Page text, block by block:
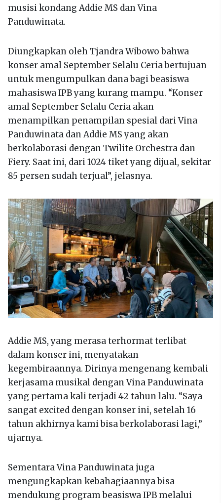
musisi kondang Addie MS dan Vina
Panduwinata.
Diungkapkan oleh Tjandra Wibowo bahwa
konser amal September Selalu Ceria bertujuan
untuk mengumpulkan dana bagi beasiswa
mahasiswa IPB yang kurang mampu. “Konser
amal September Selalu Ceria akan
menampilkan penampilan spesial dari Vina
Panduwinata dan Addie MS yang akan
berkolaborasi dengan Twilite Orchestra dan
Fiery. Saat ini, dari 1024 tiket yang dijual, sekitar
85 persen sudah terjual”, jelasnya.
Addie MS, yang merasa terhormat terlibat
dalam konser ini, menyatakan
kegembiraannya. Dirinya mengenang kembali
kerjasama musikal dengan Vina Panduwinata
yang pertama kali terjadi 42 tahun lalu. “Saya
sangat excited dengan konser ini, setelah 16
tahun akhirnya kami bisa berkolaborasi lagi,”
ujarnya.
Sementara Vina Panduwinata juga
mengungkapkan kebahagiaannya bisa
mendukung program beasiswa IPB melalui